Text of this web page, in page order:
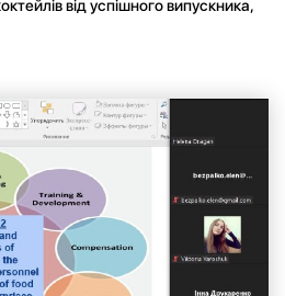
від успішного випускника,